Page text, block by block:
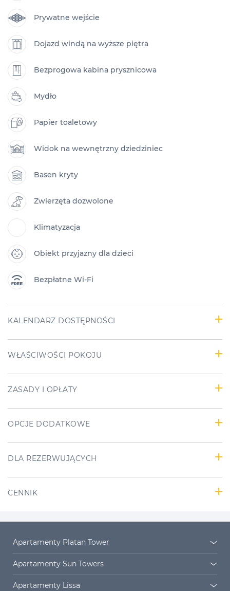
Prywatne wejście
Dojazd windą na wyższe piętra
Bezprogowa kabina prysznicowa
Mydło
Papier toaletowy
Widok na wewnętrzny dziedziniec
Basen kryty
Zwierzęta dozwolone
Klimatyzacja
Obiekt przyjazny dla dzieci
Bezpłatne Wi-Fi
KALENDARZ DOSTĘPNOŚCI
WŁAŚCIWOŚCI POKOJU
ZASADY I OPŁATY
OPCJE DODATKOWE
DLA REZERWUJĄCYCH
CENNIK
Apartamenty Platan Tower
Platan Tower
Apartamenty Sun Towers
Sun Towers 38/11
Apartamenty Lissa